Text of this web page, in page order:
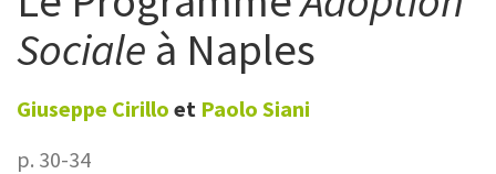
Sociale à Naples
Giuseppe Cirillo et Paolo Siani
p. 30-34